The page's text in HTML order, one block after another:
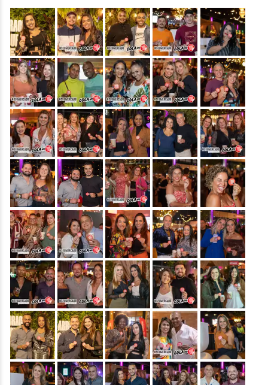
&nbsp; &nbsp; &nbsp; &nbsp; &nbsp;
&nbsp; &nbsp; &nbsp; &nbsp; &nbsp;
&nbsp; &nbsp; &nbsp; &nbsp; &nbsp;
&nbsp; &nbsp; &nbsp; &nbsp; &nbsp;
&nbsp; &nbsp; &nbsp; &nbsp; &nbsp;
&nbsp; &nbsp; &nbsp; &nbsp; &nbsp;
&nbsp; &nbsp; &nbsp; &nbsp; &nbsp;
&nbsp; &nbsp; &nbsp; &nbsp; &nbsp;